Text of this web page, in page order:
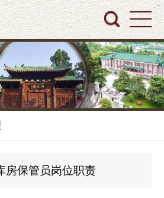
房保管员岗位职责